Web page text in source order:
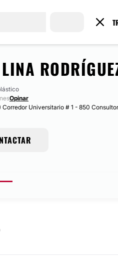
Opinar
Corredor Universitario # 1 - 850